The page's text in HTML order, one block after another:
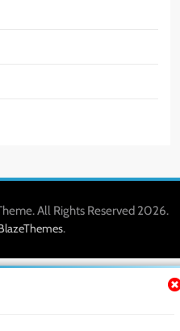
All Rights Reserved 2026.
.